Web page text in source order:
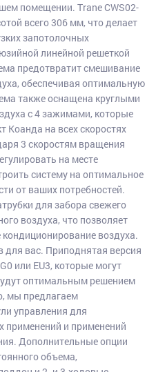
помещении. Trane CWS02-
всего 306 мм, что делает
запотолочных
линейной решеткой
предотвратит смешивание
обеспечивая оптимальную
также оснащена круглыми
с 4 зажимами, которые
Коанда на всех скоростях
3 скоростям вращения
на месте
систему на оптимальное
от ваших потребностей.
для забора свежего
воздуха, что позволяет
воздуха.
для вас. Приподнятая версия
или EU3, которые могут
оптимальным решением
мы предлагаем
управления для
и применений
Дополнительные опции
объема,